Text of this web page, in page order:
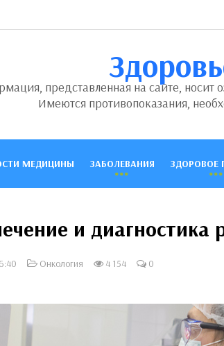
представленная на сайте, носит
Имеются противопоказания,
МЕДИЦИНЫ ЗАБОЛЕВАНИЯ ЗДОРОВОЕ
и диагностика
Онкология 4 154 0